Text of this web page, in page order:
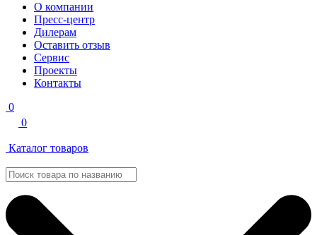
О компании
Пресс-центр
Дилерам
Оставить отзыв
Сервис
Проекты
Контакты
0
0
Каталог товаров